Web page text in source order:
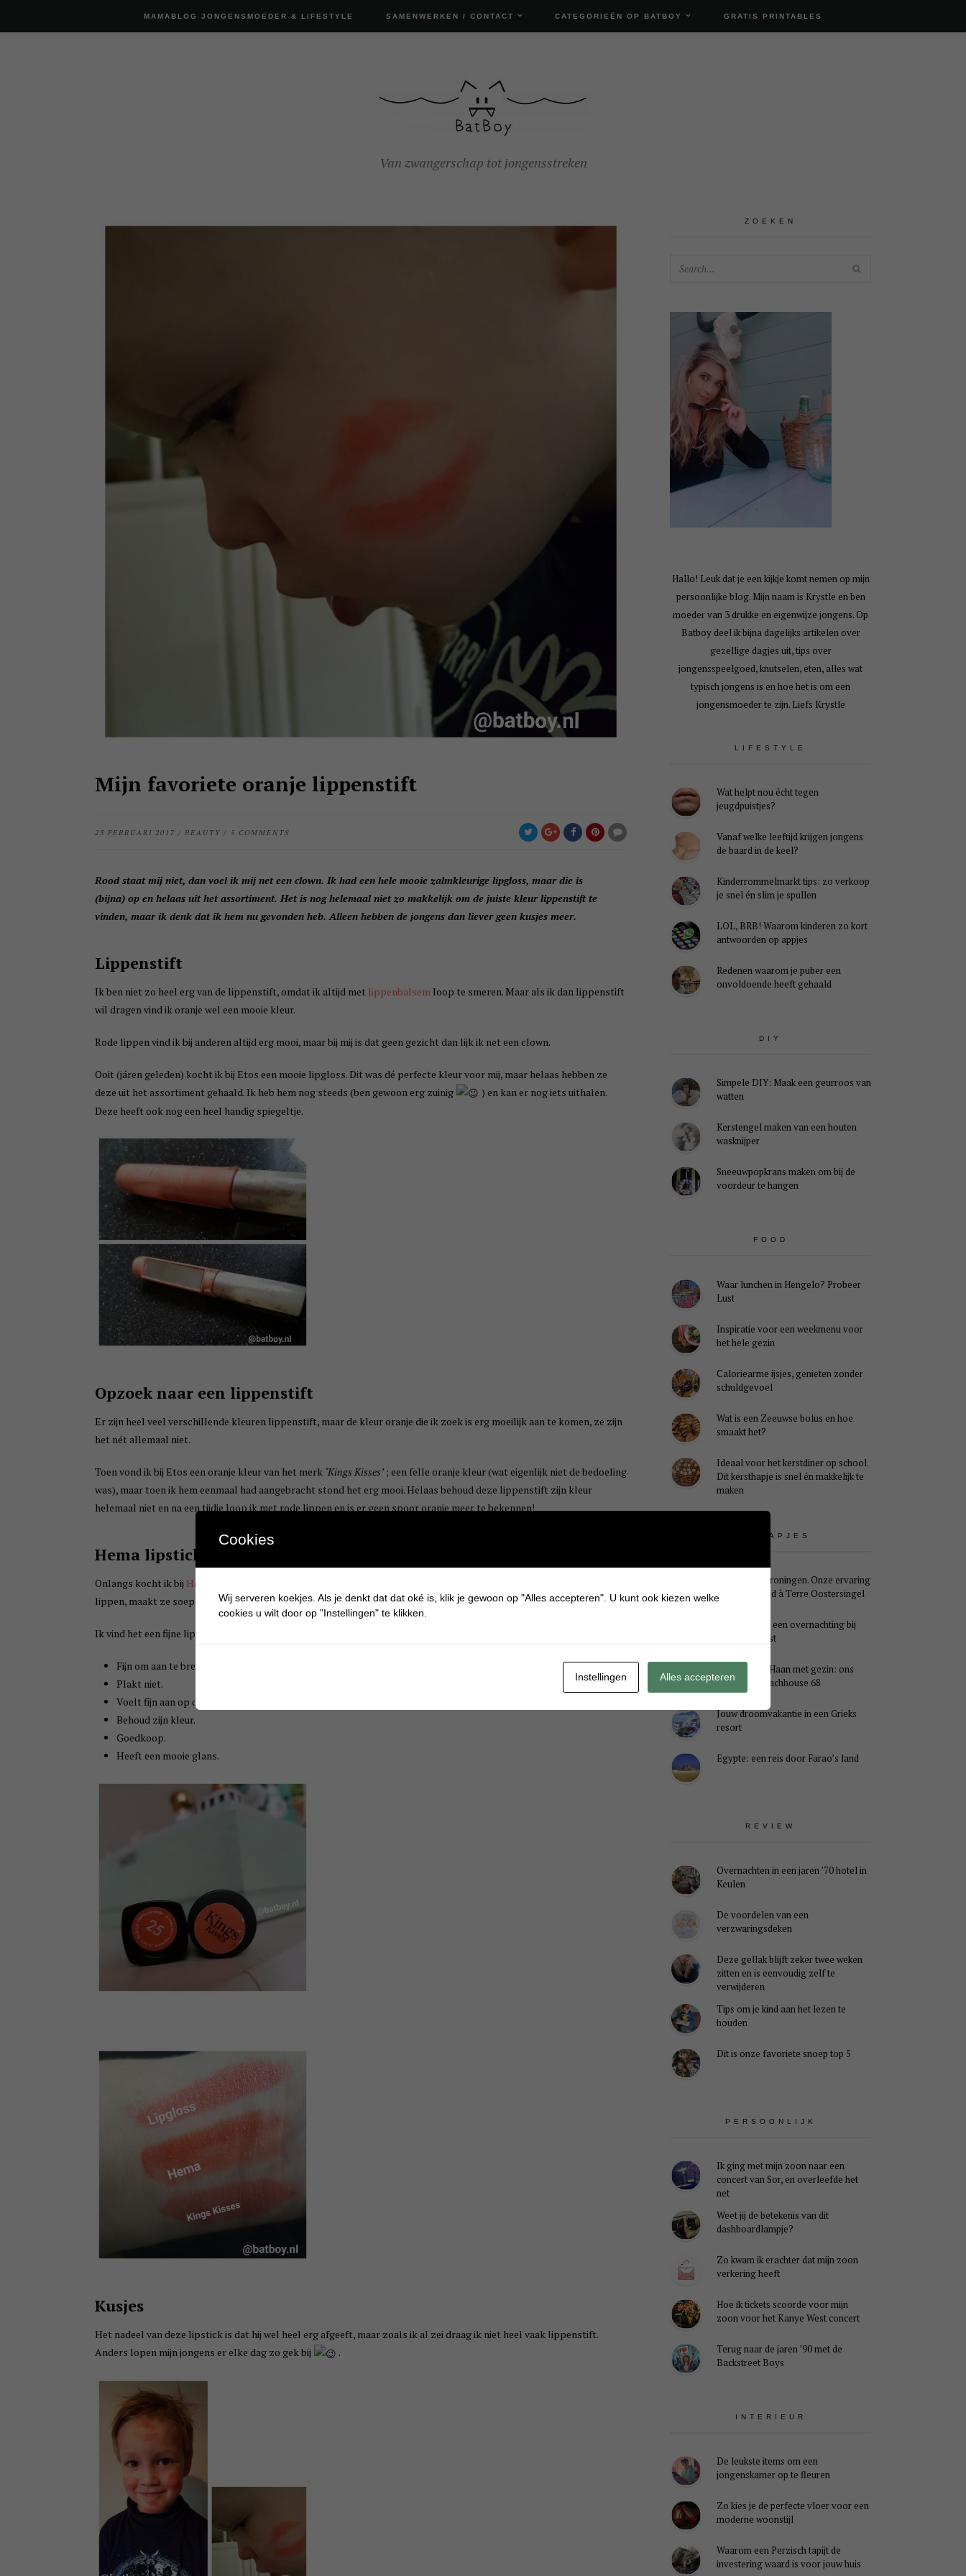
MAMABLOG JONGENSMOEDER & LIFESTYLE SAMENWERKEN / CONTACT CATEGORIEËN OP BATBOY GRATIS PRINTABLES
Van zwangerschap tot jongensstreken
Mijn favoriete oranje lippenstift
23 FEBRUARI 2017 / BEAUTY / 5 COMMENTS
Rood staat mij niet, dan voel ik mij net een clown. Ik had een hele mooie zalmkleurige lipgloss, maar die is
(bijna) op en helaas uit het assortiment. Het is nog helemaal niet zo makkelijk om de juiste kleur lippenstift te
vinden, maar ik denk dat ik hem nu gevonden heb. Alleen hebben de jongens dan liever geen kusjes meer.
Lippenstift
Ik ben niet zo heel erg van de lippenstift, omdat ik altijd met lippenbalsem loop te smeren. Maar als ik dan lippenstift
wil dragen vind ik oranje wel een mooie kleur.
Rode lippen vind ik bij anderen altijd erg mooi, maar bij mij is dat geen gezicht dan lijk ik net een clown.
Ooit (járen geleden) kocht ik bij Etos een mooie lipgloss. Dit was dé perfecte kleur voor mij, maar helaas hebben ze
deze uit het assortiment gehaald. Ik heb hem nog steeds (ben gewoon erg zuinig
) en kan er nog iets uithalen.
Deze heeft ook nog een heel handig spiegeltje.
Opzoek naar een lippenstift
Er zijn heel veel verschillende kleuren lippenstift, maar de kleur oranje die ik zoek is erg moeilijk aan te komen, ze zijn
het nét allemaal niet.
Toen vond ik bij Etos een oranje kleur van het merk ‘Kings Kisses’ ; een felle oranje kleur (wat eigenlijk niet de bedoeling
was), maar toen ik hem eenmaal had aangebracht stond het erg mooi. Helaas behoud deze lippenstift zijn kleur
helemaal niet en na een tijdje loop ik met rode lippen en is er geen spoor oranje meer te bekennen!
Hema lipstick
Onlangs kocht ik bij Hema
lippen, maakt ze soepel en glad en kost maar € 3,- .
Ik vind het een fijne lipstick:
Fijn om aan te brengen.
Plakt niet.
Voelt fijn aan op de lippen.
Behoud zijn kleur.
Goedkoop.
Heeft een mooie glans.
Kusjes
Het nadeel van deze lipstick is dat hij wel heel erg afgeeft, maar zoals ik al zei draag ik niet heel vaak lippenstift.
Anders lopen mijn jongens er elke dag zo gek bij
.
ZOEKEN
Hallo! Leuk dat je een kijkje komt nemen op mijn
persoonlijke blog. Mijn naam is Krystle en ben
moeder van 3 drukke en eigenwijze jongens. Op
Batboy deel ik bijna dagelijks artikelen over
gezellige dagjes uit, tips over
jongensspeelgoed, knutselen, eten, alles wat
typisch jongens is en hoe het is om een
jongensmoeder te zijn. Liefs Krystle
LIFESTYLE
Wat helpt nou écht tegen
jeugdpuistjes?
Vanaf welke leeftijd krijgen jongens
de baard in de keel?
Kinderrommelmarkt tips: zo verkoop
je snel én slim je spullen
LOL, BRB! Waarom kinderen zo kort
antwoorden op appjes
Redenen waarom je puber een
onvoldoende heeft gehaald
DIY
Simpele DIY: Maak een geurroos van
watten
Kerstengel maken van een houten
wasknijper
Sneeuwpopkrans maken om bij de
voordeur te hangen
FOOD
Waar lunchen in Hengelo? Probeer
Lust
Inspiratie voor een weekmenu voor
het hele gezin
Caloriearme ijsjes, genieten zonder
schuldgevoel
Wat is een Zeeuwse bolus en hoe
smaakt het?
Ideaal voor het kerstdiner op school.
Dit kersthapje is snel én makkelijk te
maken
UITSTAPJES
Weekendje Groningen. Onze ervaring
met B&B Pied à Terre Oostersingel
Genieten van een overnachting bij
B&B Landlust
Midweek De Haan met gezin: ons
verblijf in Beachhouse 68
Jouw droomvakantie in een Grieks
resort
Egypte: een reis door Farao’s land
REVIEW
Overnachten in een jaren ’70 hotel in
Keulen
De voordelen van een
verzwaringsdeken
Deze gellak blijft zeker twee weken
zitten en is eenvoudig zelf te
verwijderen
Tips om je kind aan het lezen te
houden
Dit is onze favoriete snoep top 5
PERSOONLIJK
Ik ging met mijn zoon naar een
concert van Sor, en overleefde het
net
Weet jij de betekenis van dit
dashboardlampje?
Zo kwam ik erachter dat mijn zoon
verkering heeft
Hoe ik tickets scoorde voor mijn
zoon voor het Kanye West concert
Terug naar de jaren ’90 met de
Backstreet Boys
INTERIEUR
De leukste items om een
jongenskamer op te fleuren
Zo kies je de perfecte vloer voor een
moderne woonstijl
Waarom een Perzisch tapijt de
investering waard is voor jouw huis
Cookies
Wij serveren koekjes. Als je denkt dat dat oké is, klik je gewoon op "Alles accepteren". U kunt ook kiezen welke
cookies u wilt door op "Instellingen" te klikken.
Instellingen Alles accepteren